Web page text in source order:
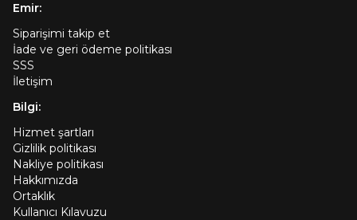
Emir:
Siparişimi takip et
İade ve geri ödeme politikası
SSS
İletişim
Bilgi:
Hizmet şartları
Gizlilik politikası
Nakliye politikası
Hakkımızda
Ortaklık
Kullanıcı Kılavuzu